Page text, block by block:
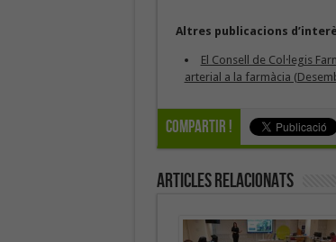
Altres publicacions
El Consell de Col·legis
arterial a la farmàcia
Compartir !
Articles Relacionats